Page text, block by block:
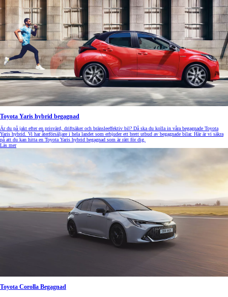
Toyota Yaris hybrid begagnad
Är du på jakt efter en prisvärd, driftsäker och bränsleeffektiv bil? Då ska du kolla in våra begagnade Toyota
Yaris hybrid. Vi har återförsäljare i hela landet som erbjuder ett brett utbud av begagnade bilar. Här är vi säkra
på att du kan hitta en Toyota Yaris hybrid begagnad som är rätt för dig.
Läs mer
Toyota Corolla Begagnad